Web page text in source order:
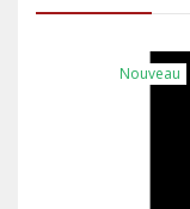
Nouveau